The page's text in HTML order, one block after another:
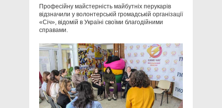
Професійну майстерність майбутніх перукарів
відзначили у волонтерській громадській організації
«Січ», відомій в Україні своїми благодійними
справами.